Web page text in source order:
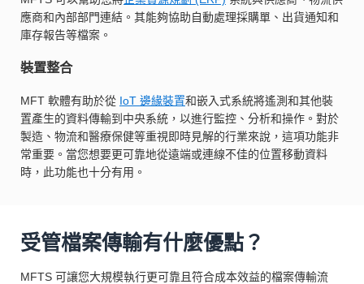
應商和內部部門連結。其能夠協助自動處理採購單、出貨通知和
庫存報告等檔案。
裝置整合
MFT 軟體有助於從 IoT 邊緣裝置和嵌入式系統將遙測和其他裝
置產生的資料傳輸到中央系統，以進行監控、分析和操作。對於
製造、物流和醫療保健等重視即時見解的行業來說，這項功能非
常重要。當您想要更可靠地從遠端或連線不佳的位置移動資料
時，此功能也十分有用。
受管檔案傳輸有什麼優點？
MFTS 可讓您大規模執行更可靠且符合成本效益的檔案傳輸流